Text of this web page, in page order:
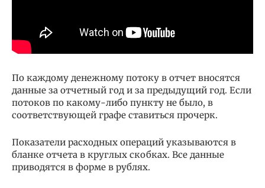
По каждому денежному потоку в отчет вносятся
данные за отчетный год и за предыдущий год. Если
потоков по какому-либо пункту не было, в
соответствующей графе ставиться прочерк.
Показатели расходных операций указываются в
бланке отчета в круглых скобках. Все данные
приводятся в форме в рублях.